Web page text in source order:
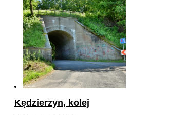
Kędzierzyn, kolej